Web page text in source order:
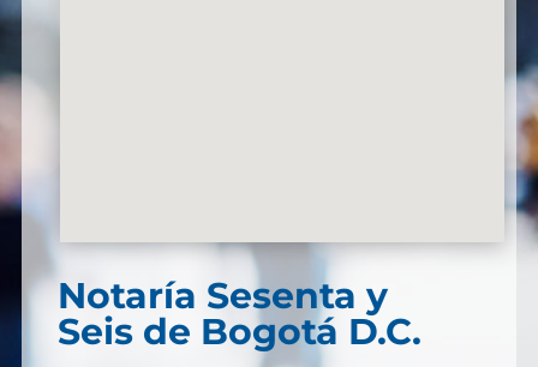
Notaría Sesenta y
Seis de Bogotá D.C.